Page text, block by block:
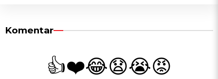
Komentar
👍❤️😂😧😭😡